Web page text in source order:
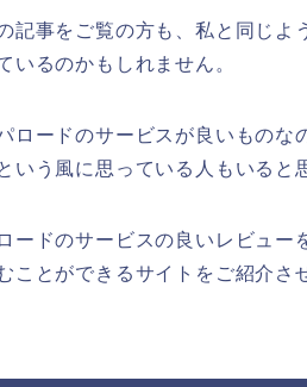
記事をご覧の方も、私と同じよ
いるのかもしれません。
ロードのサービスが良いものな
いう風に思っている人もいると
ードのサービスの良いレビュー
ことができるサイトをご紹介さ